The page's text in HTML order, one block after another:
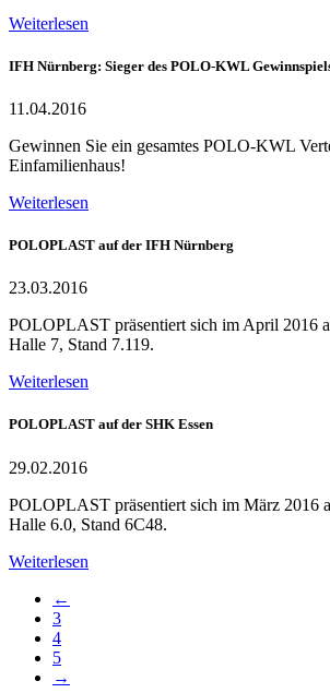
Weiterlesen
IFH Nürnberg: Sieger des POLO-KWL
11.04.2016
Gewinnen Sie ein gesamtes POLO-KWL
Einfamilienhaus!
Weiterlesen
POLOPLAST auf der IFH Nürnberg
23.03.2016
POLOPLAST präsentiert sich im April 2016
Halle 7, Stand 7.119.
Weiterlesen
POLOPLAST auf der SHK Essen
29.02.2016
POLOPLAST präsentiert sich im März 2016
Halle 6.0, Stand 6C48.
Weiterlesen
←
3
4
5
→